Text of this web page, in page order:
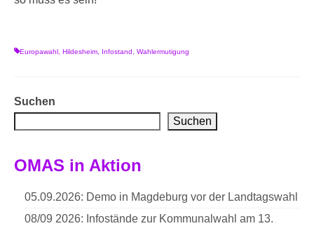
Europawahl, Hildesheim, Infostand, Wahlermutigung
Suchen
Suchen
OMAS in Aktion
05.09.2026: Demo in Magdeburg vor der Landtagswahl
08/09 2026: Infostände zur Kommunalwahl am 13.